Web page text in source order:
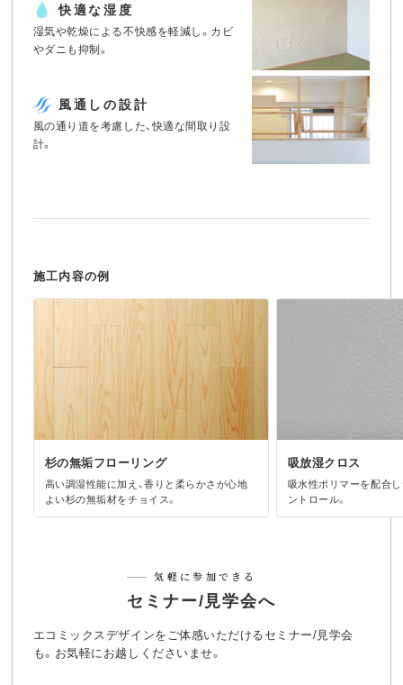
快適な湿度
湿気や乾燥による不快感を軽減し。 カビ
やダニも抑制。
風通しの設計
風の通り道を考慮した、快適な間取り設
計。
施工内容の例
杉の無垢フローリング
高い調湿性能に加え、香りと柔らかさが心地
よい杉の無垢材をチョイス。
吸放湿クロス
吸水性ポリマーを配合
ントロール。
気軽に参加できる
セミナー/見学会へ
エコミックスデザインをご体感いただけるセミナー/見学会
も。お気軽にお越しくださいませ。